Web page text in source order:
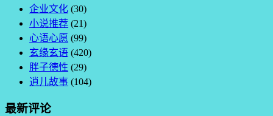
企业文化 (30)
小说推荐 (21)
心语心愿 (99)
玄缘玄语 (420)
胖子德性 (29)
逍儿故事 (104)
最新评论